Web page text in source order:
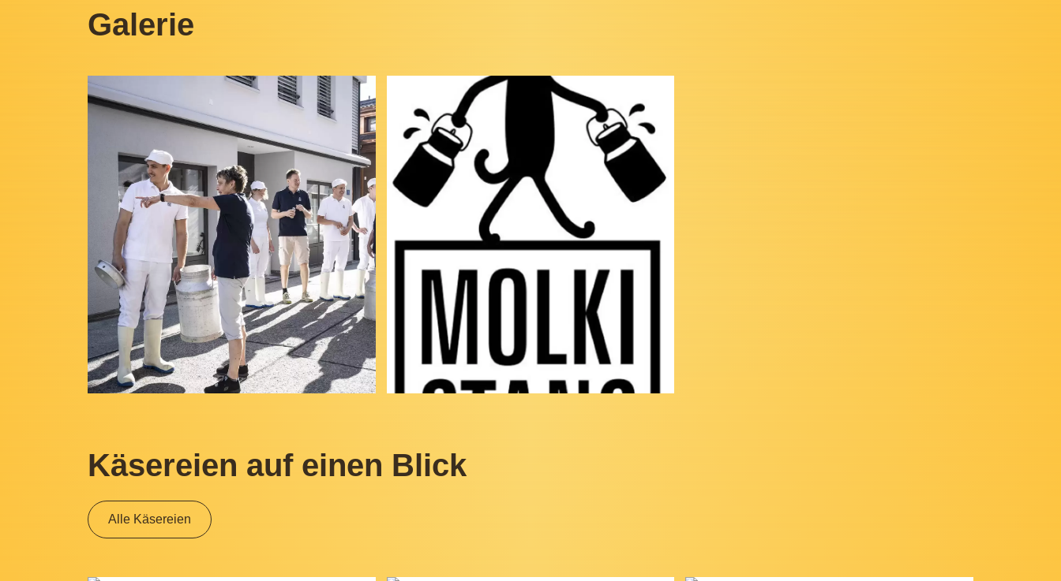
Galerie
Käsereien auf einen Blick
Alle Käsereien